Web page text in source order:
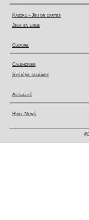
Kazoku - Jeu de cartes
Jeux en ligne
Culture
Calendrier
Système scolaire
Actualité
Ruby News